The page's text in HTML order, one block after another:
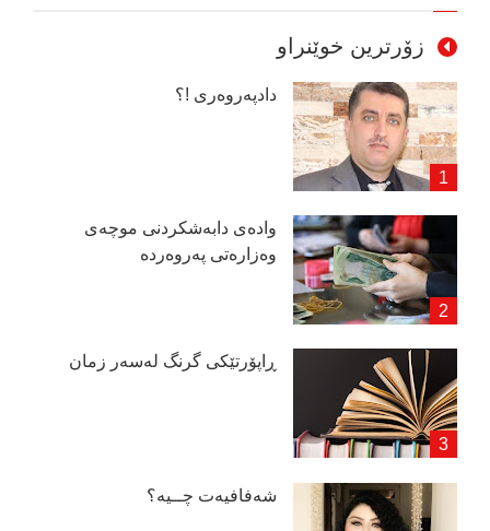
زۆرترین خوێنراو
دادپەروەری !؟
وادەی دابەشكردنی موچەی
وەزارەتی پەروەردە
ڕاپۆرتێكی گرنگ لەسەر زمان
شەفافیەت چــیە؟